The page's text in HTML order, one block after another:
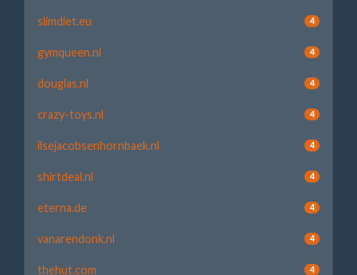
slimdiet.eu 4
gymqueen.nl 4
douglas.nl 4
crazy-toys.nl 4
ilsejacobsenhornbaek.nl 4
shirtdeal.nl 4
eterna.de 4
vanarendonk.nl 4
thehut.com 4